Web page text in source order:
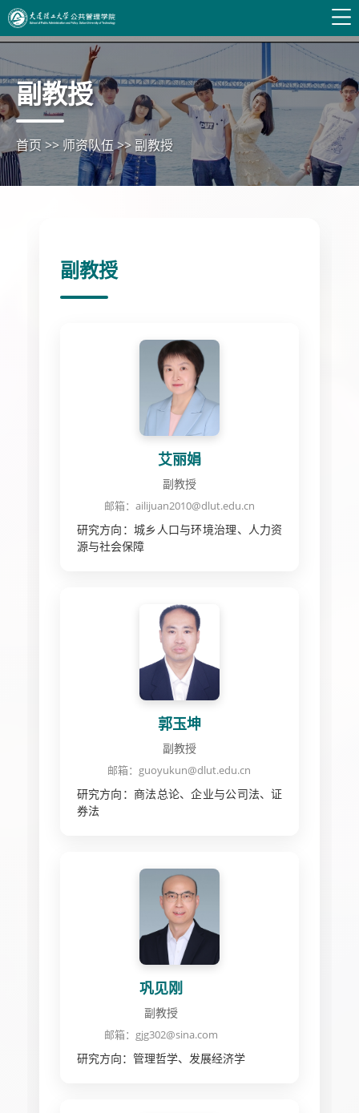
副教授
首页 >> 师资队伍>> 副教授
副教授
艾丽娟
副教授
邮箱：ailijuan2010@dlut.edu.cn
研究方向：城乡人口与环境治理、人力资
源与社会保障
郭玉坤
副教授
邮箱：guoyukun@dlut.edu.cn
研究方向：商法总论、企业与公司法、证
券法
巩见刚
副教授
邮箱：gjg302@sina.com
研究方向：管理哲学、发展经济学